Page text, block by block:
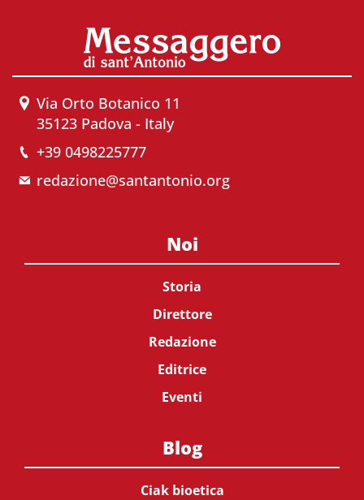
Via Orto Botanico 11
35123 Padova - Italy
+39 0498225777
redazione@santantonio.org
Noi
Storia
Direttore
Redazione
Editrice
Eventi
Blog
Ciak bioetica